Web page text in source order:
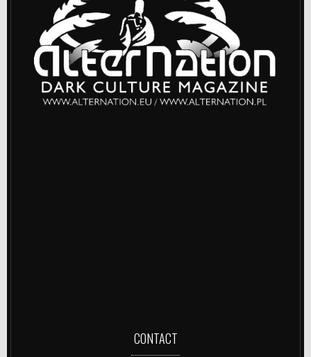
CONTACT